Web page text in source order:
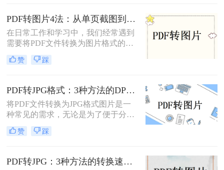
实用的技能。本文将详细介绍5种经
过验证的有效方法，帮助您根据不同
场景选择最适合的解决方案。
PDF转图片4法：从单页截图到批量导出的完整操作路径！
在日常工作和学习中，我们经常遇到
需要将PDF文件转换为图片格式的情
况。无论是制作PPT素材、在社交媒
体分享资料，还是在不方便打开PDF
把PDF转成图片都是一项必备技能。
本文将详细介绍4种实用的转换方
法，帮助您快速掌握这项技能。
赞 踩
PDF转JPG格式：3种方法的DPI设置和清晰度调节技巧！
将PDF文件转换为JPG格式图片是一
种常见的需求，无论是为了便于分
享、编辑还是其他用途。那么PDF转
jpg格式图片怎么弄呢？本文将介绍一
赞 踩
PDF转JPG：3种方法的转换速度、清晰度和文件体积对比！